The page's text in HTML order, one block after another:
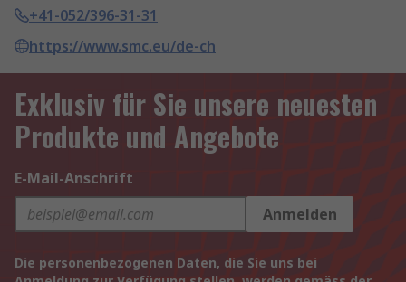
+41-052/396-31-31
https://www.smc.eu/de-ch
Exklusiv für Sie unsere neuesten
Produkte und Angebote
E-Mail-Anschrift
Anmelden
Die personenbezogenen Daten, die Sie uns bei